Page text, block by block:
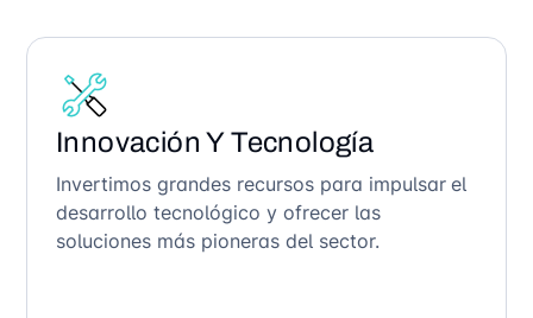
Innovación Y Tecnología
Invertimos grandes recursos para impulsar el
desarrollo tecnológico y ofrecer las
soluciones más pioneras del sector.